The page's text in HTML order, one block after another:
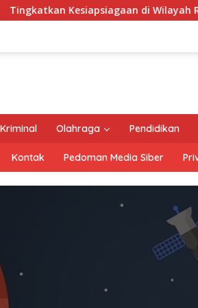
Kesiapsiagaan di Wilayah Rawan,
Olahraga Pendidikan
Kontak Pedoman Media Siber